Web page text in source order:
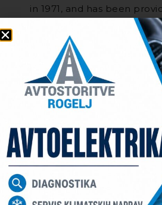
in 1971, and has been
doohickeys to the public
Located in Gotham City,
2,000 people and does all
awesome things for the
community.
Kot nov uporabnik WordPressa
za izbris
novih strani za vašo vsebino.